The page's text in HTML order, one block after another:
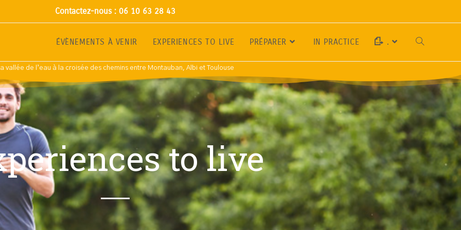
Contactez-nous : 06 10 63 28 43
ÉVÈNEMENTS À VENIR EXPERIENCES TO LIVE PRÉPARER IN PRACTICE .
vallée de l’eau à la croisée des chemins entre Montauban, Albi et Toulouse
to live